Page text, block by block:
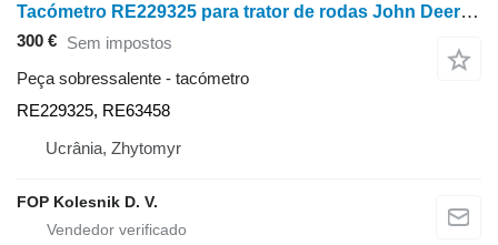
Tacómetro RE229325 para trator de rodas John Deere 8100, 8200, 8300, 8400, 8110, 8210, 8310, 8410, 8120, 8220, 8320, 8420, 8520
300 € Sem impostos
Peça sobressalente - tacómetro
RE229325, RE63458
Ucrânia, Zhytomyr
FOP Kolesnik D. V.